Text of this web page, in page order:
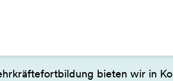
bieten wir in